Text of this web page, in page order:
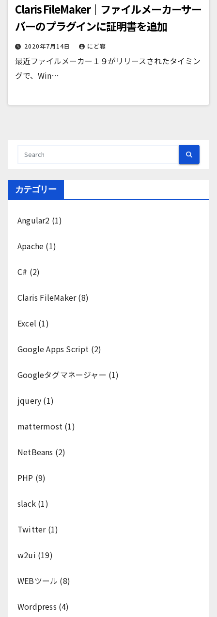
Claris FileMaker｜ファイルメーカーサー
バーのプラグインに証明書を追加
2020年7月14日 にど寝
最近ファイルメーカー１９がリリースされたタイミン
グで、Win…
カテゴリー
Angular2 (1)
Apache (1)
C# (2)
Claris FileMaker(8)
Excel (1)
Google Apps Script (2)
Googleタグマネージャー (1)
jquery (1)
mattermost (1)
NetBeans (2)
PHP (9)
slack (1)
Twitter(1)
w2ui (19)
WEBツール (8)
Wordpress (4)